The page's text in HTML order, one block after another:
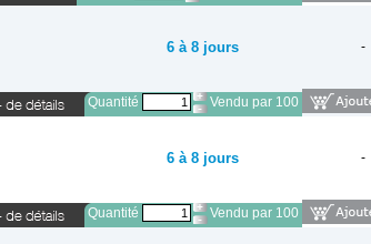
6 à 8 jours -
Quantité Vendu par 100
6 à 8 jours -
Quantité Vendu par 100